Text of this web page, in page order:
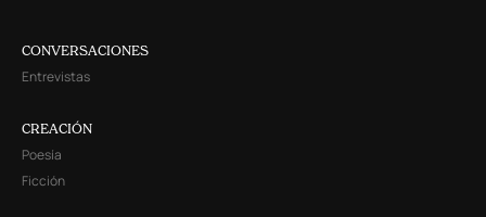
CONVERSACIONES
Entrevistas
CREACIÓN
Poesía
Ficción